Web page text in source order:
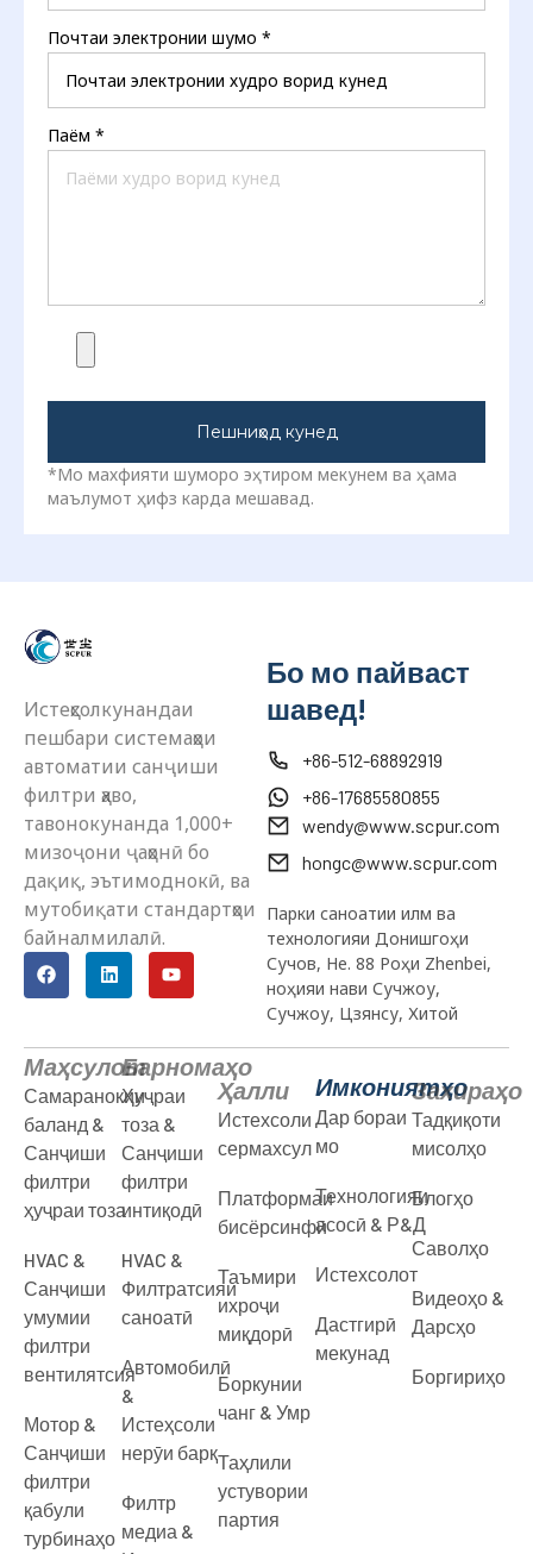
Почтаи электронии шумо *
Паём *
Пешниҳод кунед
*Мо махфияти шуморо эҳтиром мекунем ва ҳама
маълумот ҳифз карда мешавад.
Истеҳсолкунандаи
пешбари системаҳои
автоматии санҷиши
филтри ҳаво,
тавонокунанда 1,000+
мизоҷони ҷаҳонӣ бо
дақиқ, эътимоднокӣ, ва
мутобиқати стандартҳои
байналмилалӣ.
Бо мо пайваст
шавед!
+86-512-68892919
+86-17685580855
wendy@www.scpur.com
hongc@www.scpur.com
Парки саноатии илм ва
технологияи Донишгоҳи
Сучов, Не. 88 Роҳи Zhenbei,
ноҳияи нави Сучжоу,
Сучжоу, Цзянсу, Хитой
Маҳсулот
Самаранокии
баланд &
Санҷиши
филтри
ҳуҷраи тоза
HVAC &
Санҷиши
умумии
филтри
вентилятсия
Мотор &
Санҷиши
филтри
қабули
турбинаҳо
Барномаҳо
Ҳуҷраи
тоза &
Санҷиши
филтри
интиқодӣ
HVAC &
Филтратсияи
саноатӣ
Автомобилӣ
&
Истеҳсоли
нерӯи барқ
Филтр
медиа &
Ҳалли
Истехсоли
сермахсул
Платформаи
бисёрсинфӣ
Таъмири
ихроҷи
миқдорӣ
Боркунии
чанг & Умр
Таҳлили
устувории
партия
Имкониятҳо
Дар бораи
мо
Технологияи
асосӣ & Р&Д
Истехсолот
Дастгирӣ
мекунад
Захираҳо
Тадқиқоти
мисолҳо
Блогҳо
Саволҳо
Видеоҳо &
Дарсҳо
Боргириҳо